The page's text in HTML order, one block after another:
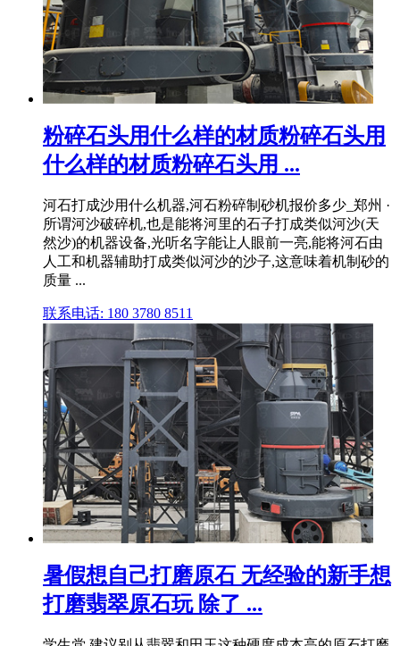
粉碎石头用什么样的材质粉碎石头用
什么样的材质粉碎石头用 ...
河石打成沙用什么机器,河石粉碎制砂机报价多少_郑州 ·
所谓河沙破碎机,也是能将河里的石子打成类似河沙(天
然沙)的机器设备,光听名字能让人眼前一亮,能将河石由
人工和机器辅助打成类似河沙的沙子,这意味着机制砂的
质量 ...
联系电话: 180 3780 8511
暑假想自己打磨原石 无经验的新手想
打磨翡翠原石玩 除了 ...